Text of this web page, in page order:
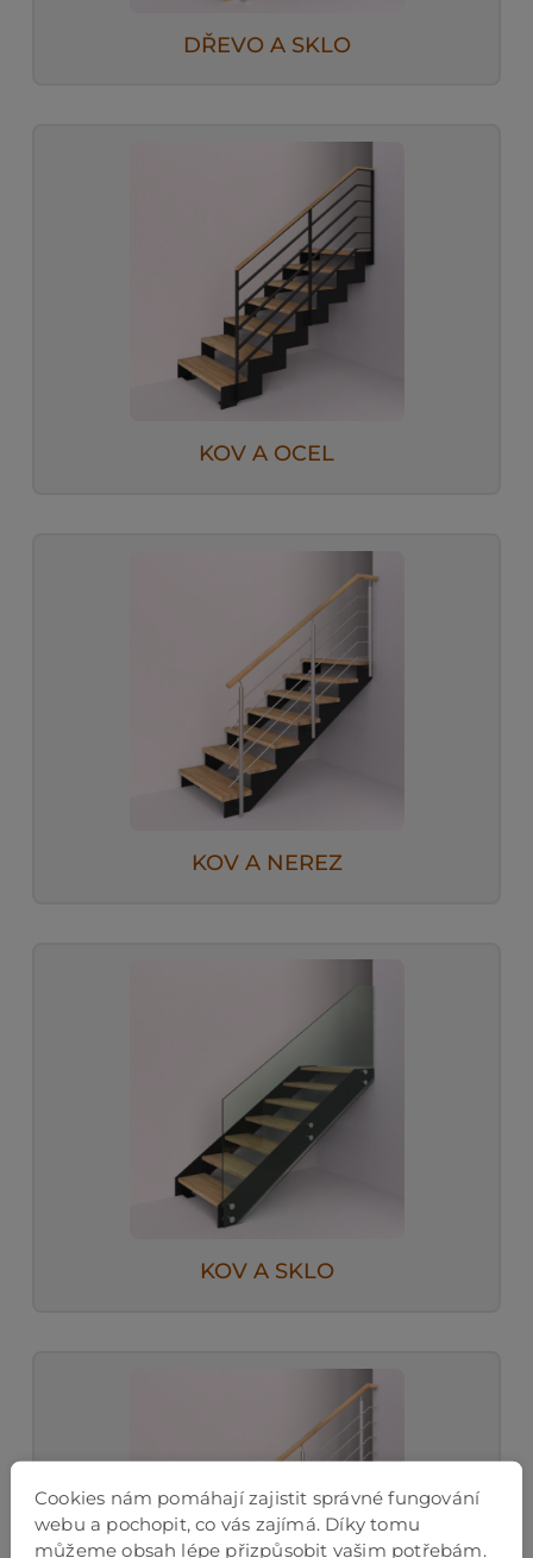
DŘEVO A SKLO
KOV A OCEL
KOV A NEREZ
KOV A SKLO
Cookies nám pomáhají zajistit správné fungování
webu a pochopit, co vás zajímá. Díky tomu
můžeme obsah lépe přizpůsobit vašim potřebám.